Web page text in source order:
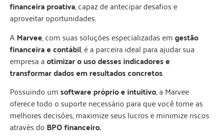
financeira proativa, capaz de antecipar desafios e
aproveitar oportunidades.
AMarvee, com suas soluções especializadas emgestão
financeira e contábil, é a parceira ideal para ajudar sua
empresa aotimizar o uso desses indicadores e
transformar dados em resultados concretos.
Possuindo umsoftware próprio e intuitivo, a Marvee
oferece todo o suporte necessário para que você tome as
melhores decisões, maximize seus lucros e minimize riscos
através do BPO financeiro.